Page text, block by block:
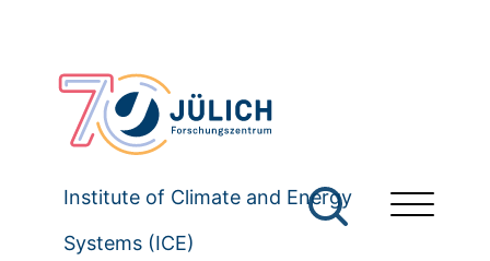
Institute of Climate and Energy
Systems (ICE)